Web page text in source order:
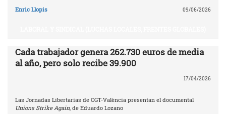
Enric Llopis 09/06/2026
Cada trabajador genera 262.730 euros de media
al año, pero solo recibe 39.900
17/04/2026
Las Jornadas Libertarias de CGT-València presentan el documental
Unions Strike Again, de Eduardo Lozano